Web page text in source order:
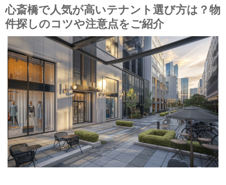
心斎橋で人気が高いテナント選び方は？物
件探しのコツや注意点をご紹介